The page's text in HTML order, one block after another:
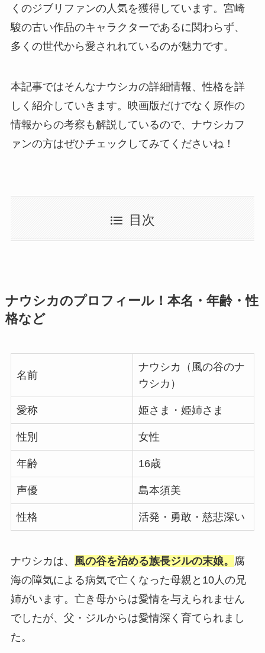
くのジブリファンの人気を獲得しています。宮崎
駿の古い作品のキャラクターであるに関わらず、
多くの世代から愛されれているのが魅力です。
本記事ではそんなナウシカの詳細情報、性格を詳
しく紹介していきます。映画版だけでなく原作の
情報からの考察も解説しているので、ナウシカフ
ァンの方はぜひチェックしてみてくださいね！
目次
ナウシカのプロフィール！本名・年齢・性
格など
名前
ナウシカ（風の谷のナ
ウシカ）
愛称 姫さま・姫姉さま
性別 女性
年齢 16歳
声優 島本須美
性格 活発・勇敢・慈悲深い
ナウシカは、 風の谷を治める族長ジルの末娘。 腐
海の障気による病気で亡くなった母親と10人の兄
姉がいます。亡き母からは愛情を与えられません
でしたが、父・ジルからは愛情深く育てられまし
た。